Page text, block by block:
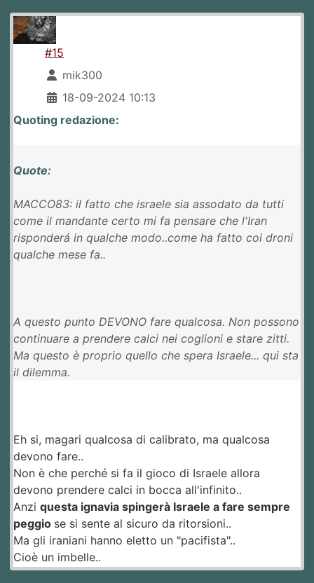
#15
mik300
18-09-2024 10:13
Quoting redazione:
Quote:
MACCO83: il fatto che israele sia assodato da tutti
come il mandante certo mi fa pensare che l'Iran
risponderá in qualche modo..come ha fatto coi droni
qualche mese fa..
A questo punto DEVONO fare qualcosa. Non possono
continuare a prendere calci nei coglioni e stare zitti.
Ma questo è proprio quello che spera Israele... qui sta
il dilemma.
Eh si, magari qualcosa di calibrato, ma qualcosa
devono fare..
Non è che perché si fa il gioco di Israele allora
devono prendere calci in bocca all'infinito..
Anzi questa ignavia spingerà Israele a fare sempre
peggio se si sente al sicuro da ritorsioni..
Ma gli iraniani hanno eletto un "pacifista"..
Cioè un imbelle..